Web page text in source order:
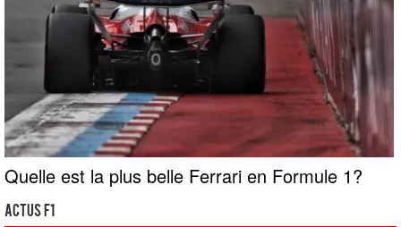
Quelle est la plus belle Ferrari en Formule 1?
Actus F1